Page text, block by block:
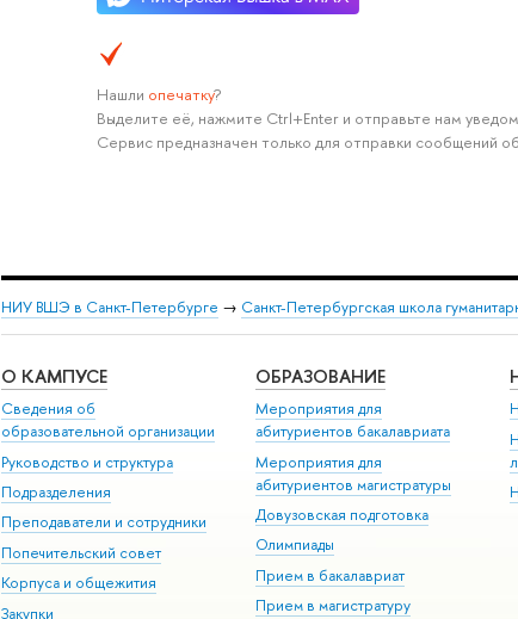
Нашли опечатку?
Выделите её, нажмите Ctrl+Enter и отправьте нам
Сервис предназначен только для отправки сообщений
НИУ ВШЭ в Санкт-Петербурге → Санкт-Петербургская школа
О КАМПУСЕ
Сведения об
образовательной организации
Руководство и структура
Подразделения
Преподаватели и сотрудники
Попечительский совет
Корпуса и общежития
Закупки
ОБРАЗОВАНИЕ
Мероприятия для
абитуриентов бакалавриата
Мероприятия для
абитуриентов магистратуры
Довузовская подготовка
Олимпиады
Прием в бакалавриат
Прием в магистратуру